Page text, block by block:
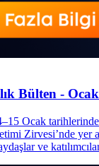
Bülten -
Ocak
Zirvesi’nde yer
ve